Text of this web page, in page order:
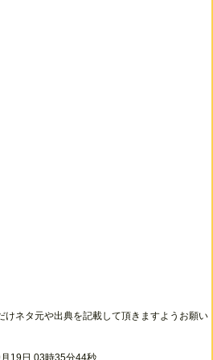
けネタ元や出典を記載して頂きますようお願い